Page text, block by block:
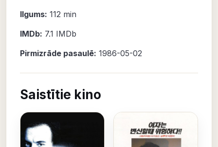
Ilgums: 112 min
IMDb: 7.1 IMDb
Pirmizrāde pasaulē: 1986-05-02
Saistītie kino